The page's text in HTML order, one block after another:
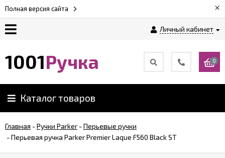
Полная версия сайта ×
Личный кабинет
Возврат
1001Ручка 0
Каталог товаров
Главная -Ручки Parker -Перьевые ручки
-Перьевая ручка Parker Premier Laque F560 Black ST